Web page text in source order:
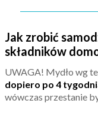
Jak zrobić
składników
UWAGA! Mydło wg
dopiero po 4
wówczas przestanie